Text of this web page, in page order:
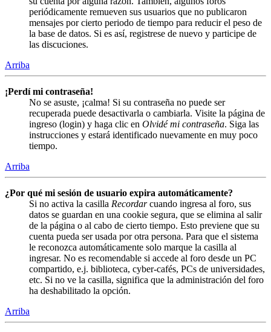
periódicamente remueven sus usuarios que no publicaron
mensajes por cierto periodo de tiempo para reducir el peso de
la base de datos. Si es así, registrese de nuevo y participe de
las discuciones.
Arriba
¡Perdí mi contraseña!
No se asuste, ¡calma! Si su contraseña no puede ser
recuperada puede desactivarla o cambiarla. Visite la página de
ingreso (login) y haga clic en Olvidé mi contraseña. Siga las
instrucciones y estará identificado nuevamente en muy poco
tiempo.
Arriba
¿Por qué mi sesión de usuario expira automáticamente?
Si no activa la casilla Recordarcuando ingresa al foro, sus
datos se guardan en una cookie segura, que se elimina al salir
de la página o al cabo de cierto tiempo. Esto previene que su
cuenta pueda ser usada por otra persona. Para que el sistema
le reconozca automáticamente solo marque la casilla al
ingresar. No es recomendable si accede al foro desde un PC
compartido, e.j. biblioteca, cyber-cafés, PCs de universidades,
etc. Si no ve la casilla, significa que la administración del foro
ha deshabilitado la opción.
Arriba